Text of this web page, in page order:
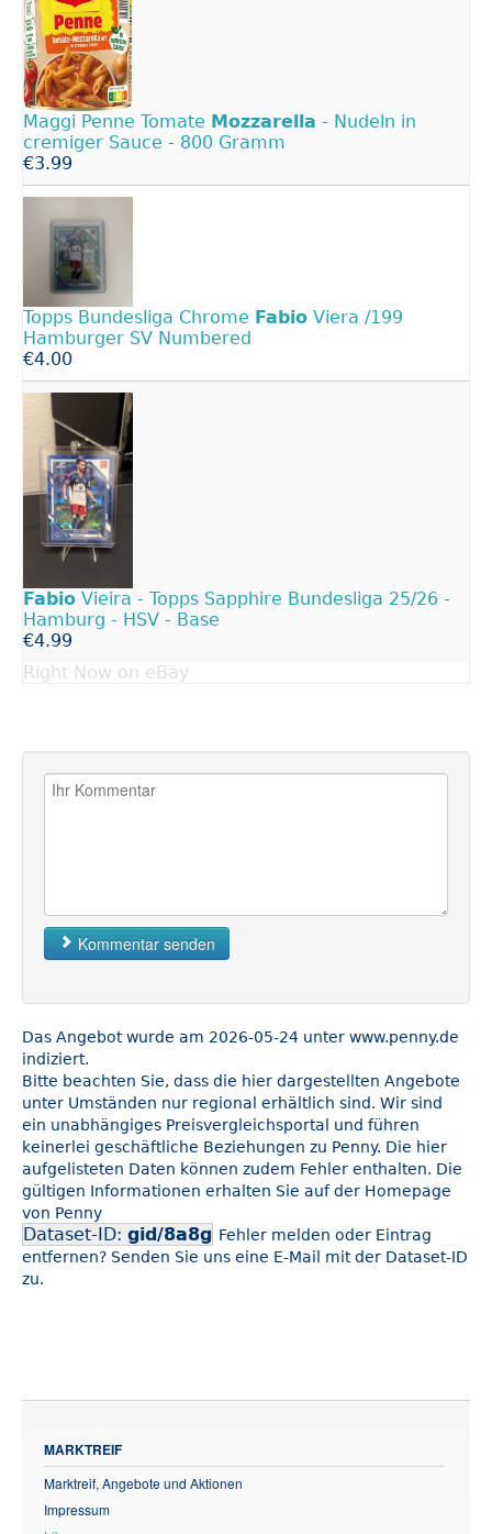
Maggi Penne Tomate Mozzarella - Nudeln in
cremiger Sauce - 800 Gramm
€3.99
Topps Bundesliga Chrome Fabio Viera /199
Hamburger SV Numbered
€4.00
Fabio Vieira - Topps Sapphire Bundesliga 25/26 -
Hamburg - HSV - Base
€4.99
Right Now on eBay
Kommentar senden
Das Angebot wurde am 2026-05-24 unter www.penny.de
indiziert.
Bitte beachten Sie, dass die hier dargestellten Angebote
unter Umständen nur regional erhältlich sind. Wir sind
ein unabhängiges Preisvergleichsportal und führen
keinerlei geschäftliche Beziehungen zu Penny. Die hier
aufgelisteten Daten können zudem Fehler enthalten. Die
gültigen Informationen erhalten Sie auf der Homepage
von Penny
Dataset-ID: gid/8a8g Fehler melden oder Eintrag
entfernen? Senden Sie uns eine E-Mail mit der Dataset-ID
zu.
MARKTREIF
Marktreif, Angebote und Aktionen
Impressum